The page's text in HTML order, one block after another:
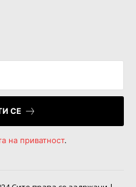
СЕ
на приватност.